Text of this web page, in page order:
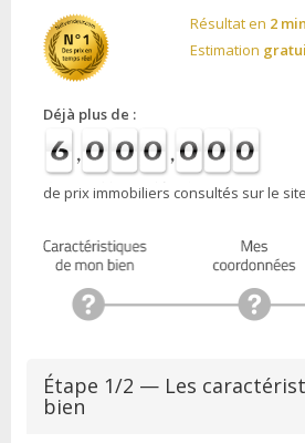
Résultat en 2
Estimation
Déjà plus de :
de prix immobiliers consultés sur le site
Étape 1/2 — Les
bien